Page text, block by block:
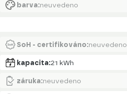
barva:neuvedeno
SoH - certifikováno:neuvedeno
kapacita:21 kWh
záruka:neuvedeno